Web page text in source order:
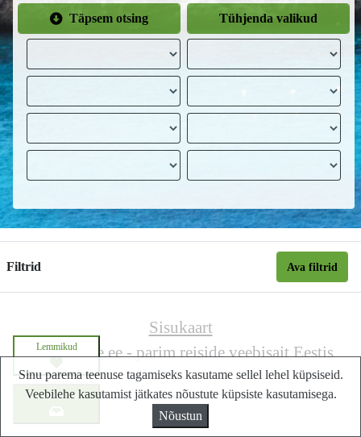
Täpsem otsing Tühjenda valikud
Filtrid Ava filtrid
Küsi pakkumist
Lemmikud
Sisukaart
Lastminute.ee - parim reiside veebisait Eestis
Sinu parema teenuse tagamiseks kasutame sellel lehel küpsiseid.
Veebilehe kasutamist jätkates nõustute küpsiste kasutamisega.
Nõustun